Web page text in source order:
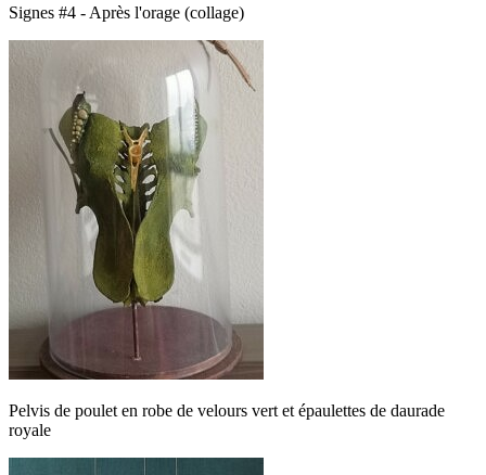
Signes #4 - Après l'orage (collage)
Pelvis de poulet en robe de velours vert et épaulettes de daurade
royale